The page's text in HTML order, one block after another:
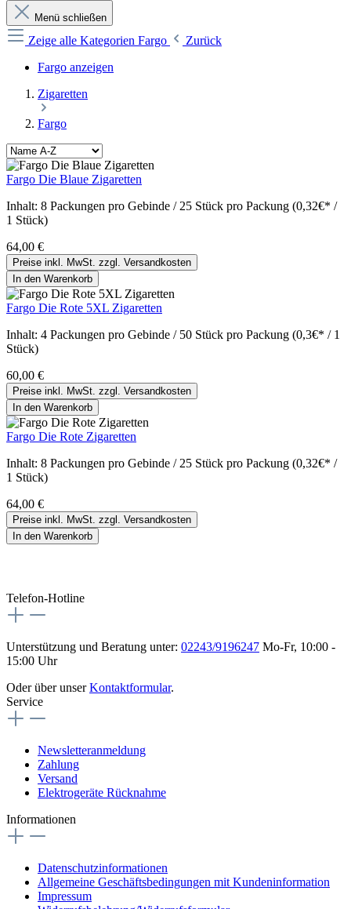
Menü schließen
Zeige alle Kategorien Fargo
Zurück
Fargo anzeigen
Zigaretten
Fargo
Fargo Die Blaue Zigaretten
Inhalt: 8 Packungen pro Gebinde / 25 Stück pro Packung (0,32€* /
1 Stück)
64,00 €
Preise inkl. MwSt. zzgl. Versandkosten
In den Warenkorb
Fargo Die Rote 5XL Zigaretten
Inhalt: 4 Packungen pro Gebinde / 50 Stück pro Packung (0,3€* / 1
Stück)
60,00 €
Preise inkl. MwSt. zzgl. Versandkosten
In den Warenkorb
Fargo Die Rote Zigaretten
Inhalt: 8 Packungen pro Gebinde / 25 Stück pro Packung (0,32€* /
1 Stück)
64,00 €
Preise inkl. MwSt. zzgl. Versandkosten
In den Warenkorb
Telefon-Hotline
Unterstützung und Beratung unter: 02243/9196247 Mo-Fr, 10:00 -
15:00 Uhr
Oder über unserKontaktformular.
Service
Newsletteranmeldung
Zahlung
Versand
Elektrogeräte Rücknahme
Informationen
Datenschutzinformationen
Allgemeine Geschäftsbedingungen mit Kundeninformation
Impressum